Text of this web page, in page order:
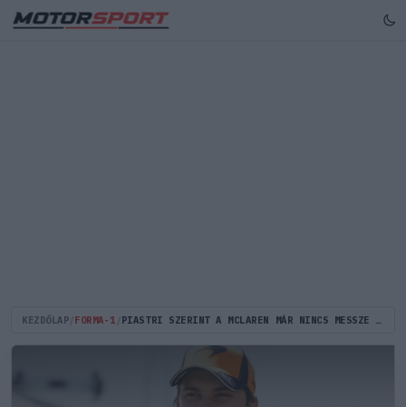
KEZDŐLAP FORMA-1 PIASTRI SZERINT A MCLAREN MÁR NINCS MESSZE A FUTAMGYŐZELMEKTŐL